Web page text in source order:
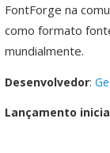
FontForge na
como formato
mundialmente.
Desenvolvedor:
Lançamento